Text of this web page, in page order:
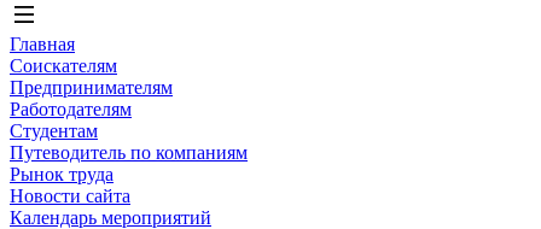
Главная
Соискателям
Предпринимателям
Работодателям
Студентам
Путеводитель по компаниям
Рынок труда
Новости сайта
Календарь мероприятий